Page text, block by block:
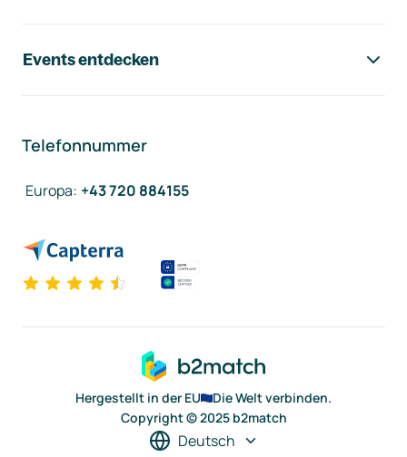
Events entdecken
Telefonnummer
Europa: +43 720 884155
Hergestellt in der EU
Die Welt verbinden.
Copyright © 2025 b2match
Deutsch